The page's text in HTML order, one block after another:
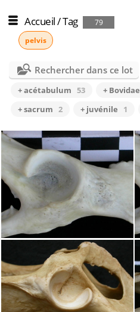
Accueil/Tag
79
pelvis
Rechercher dans ce lot
+ acétabulum 53 + Bovidae
+ sacrum 2 + juvénile 1